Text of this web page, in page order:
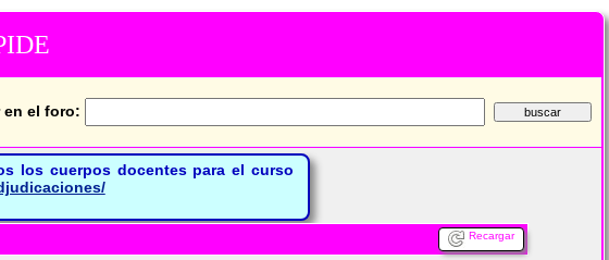
en el foro:
los cuerpos docentes para el curso
Recargar